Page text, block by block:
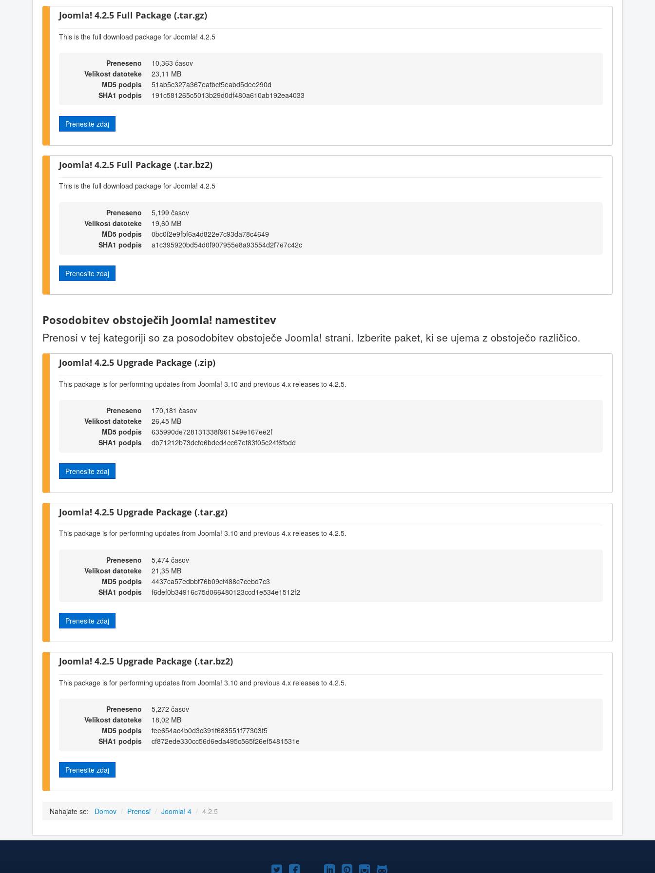
Joomla! 4.2.5 Full Package (.tar.gz)
This is the full download package for Joomla! 4.2.5
Preneseno
10,363 časov
Velikost datoteke
23,11 MB
MD5 podpis
51ab5c327a367eafbcf5eabd5dee290d
SHA1 podpis
191c581265c5013b29d0df480a610ab192ea4033
Prenesite zdaj
Joomla! 4.2.5 Full Package (.tar.bz2)
This is the full download package for Joomla! 4.2.5
Preneseno
5,199 časov
Velikost datoteke
19,60 MB
MD5 podpis
0bc0f2e9fbf6a4d822e7c93da78c4649
SHA1 podpis
a1c395920bd54d0f907955e8a93554d2f7e7c42c
Prenesite zdaj
Posodobitev obstoječih Joomla! namestitev
Prenosi v tej kategoriji so za posodobitev obstoječe Joomla! strani. Izberite paket, ki se ujema z obstoječo različico.
Joomla! 4.2.5 Upgrade Package (.zip)
This package is for performing updates from Joomla! 3.10 and previous 4.x releases to 4.2.5.
Preneseno
170,181 časov
Velikost datoteke
26,45 MB
MD5 podpis
635990de728131338f961549e167ee2f
SHA1 podpis
db71212b73dcfe6bded4cc67ef83f05c24f6fbdd
Prenesite zdaj
Joomla! 4.2.5 Upgrade Package (.tar.gz)
This package is for performing updates from Joomla! 3.10 and previous 4.x releases to 4.2.5.
Preneseno
5,474 časov
Velikost datoteke
21,35 MB
MD5 podpis
4437ca57edbbf76b09cf488c7cebd7c3
SHA1 podpis
f6def0b34916c75d066480123ccd1e534e1512f2
Prenesite zdaj
Joomla! 4.2.5 Upgrade Package (.tar.bz2)
This package is for performing updates from Joomla! 3.10 and previous 4.x releases to 4.2.5.
Preneseno
5,272 časov
Velikost datoteke
18,02 MB
MD5 podpis
fee654ac4b0d3c391f683551f77303f5
SHA1 podpis
cf872ede330cc56d6eda495c565f26ef5481531e
Prenesite zdaj
Nahajate se: Domov / Prenosi / Joomla! 4 / 4.2.5